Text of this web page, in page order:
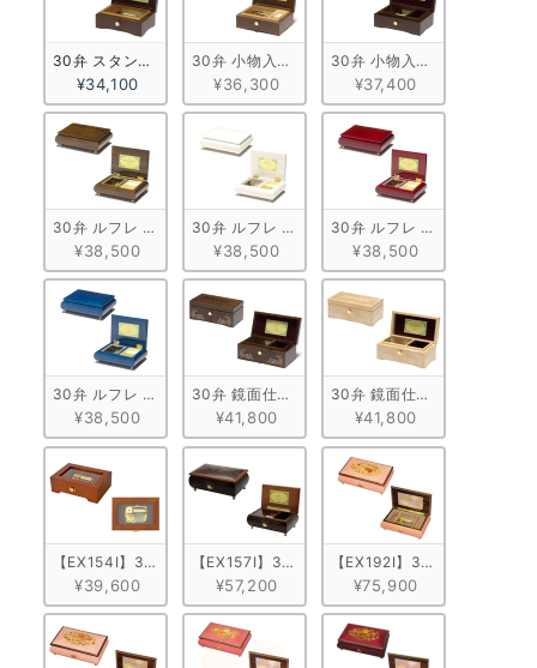
30弁 スタンダード ウォールナット
¥34,100
30弁 小物入れ付きA ウォールナット
¥36,300
30弁 小物入れ付きB ウォー
¥37,400
30弁 ルフレ ウォールナット ブラウン
¥38,500
30弁 ルフレ メープル ホワイト
¥38,500
30弁 ルフレ メープル ワイン
¥38,500
30弁 ルフレ メープル ブルー
¥38,500
30弁 鏡面仕上げ ウォールナット
¥41,800
30弁 鏡面仕上げ メープル
¥41,800
【EX154I】30弁 ORPHEUS オンラインショップ限定！天窓BOX
¥39,600
【EX157I】30弁 ORPHEUS 突板仕上げ　ブラウ
¥57,200
【EX192I】30弁 ORPHEUS
¥75,900